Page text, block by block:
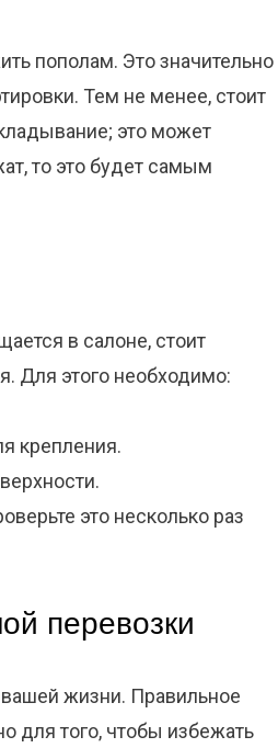
пополам. Это значительно
Тем не менее, стоит
это может
то это будет самым
в салоне, стоит
Для этого необходимо:
крепления.
это несколько раз
перевозки
вашей жизни. Правильное
для того, чтобы избежать